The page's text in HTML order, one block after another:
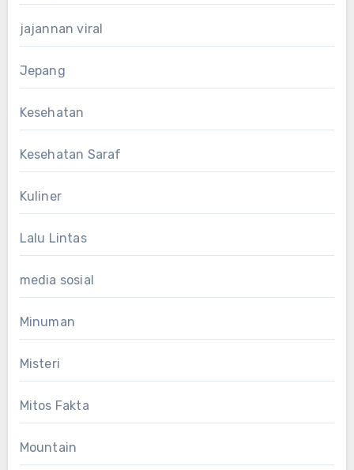
jajannan viral
Jepang
Kesehatan
Kesehatan Saraf
Kuliner
Lalu Lintas
media sosial
Minuman
Misteri
Mitos Fakta
Mountain